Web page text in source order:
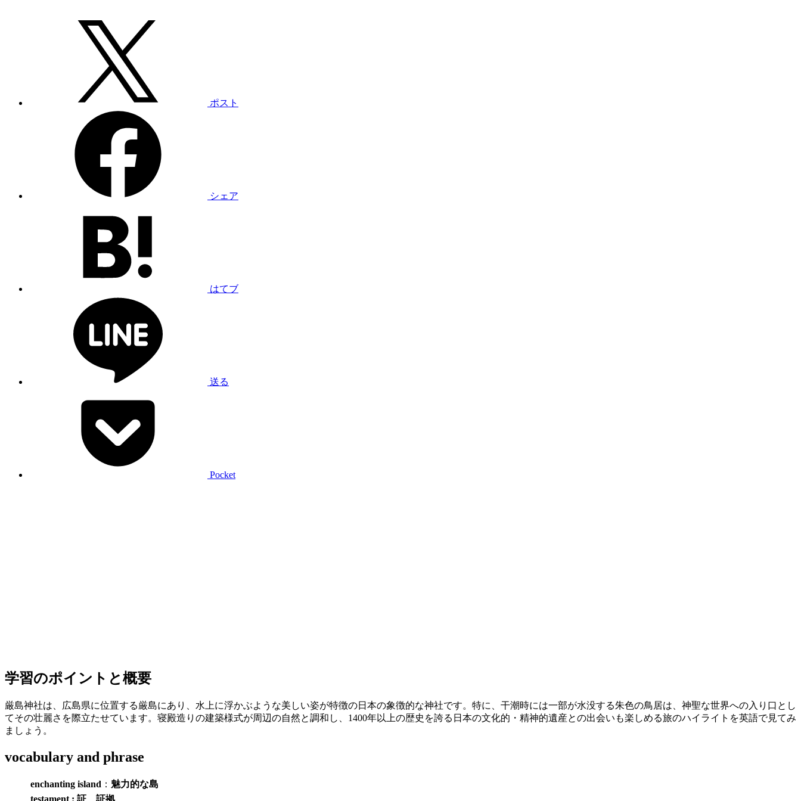
ポスト
シェア
はてブ
送る
Pocket
学習のポイントと概要
厳島神社は、広島県に位置する厳島にあり、水上に浮かぶような美しい姿が特徴の日本の象徴的な神社です。特に、干潮時には一部が水没する朱色の鳥居は、神聖な世界への入り口とし
てその壮麗さを際立たせています。寝殿造りの建築様式が周辺の自然と調和し、1400年以上の歴史を誇る日本の文化的・精神的遺産との出会いも楽しめる旅のハイライトを英語で見てみ
ましょう。
vocabulary and phrase
enchanting island ： 魅力的な島